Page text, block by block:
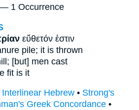
— 1 Occurrence
εὔθετόν ἐστιν
pile; it is thrown
[but] men cast
fit is it
Interlinear Hebrew • Strong's
Greek Concordance •